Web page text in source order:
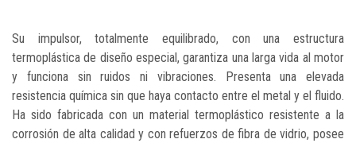
Su impulsor, totalmente equilibrado, con una estructura
termoplástica de diseño especial, garantiza una larga vida al motor
y funciona sin ruidos ni vibraciones. Presenta una elevada
resistencia química sin que haya contacto entre el metal y el fluido.
Ha sido fabricada con un material termoplástico resistente a la
corrosión de alta calidad y con refuerzos de fibra de vidrio, posee